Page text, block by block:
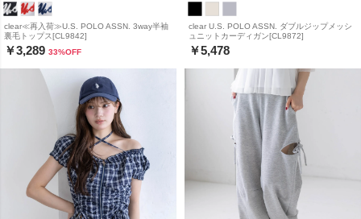
clear≪再入荷≫U.S. POLO ASSN. 3way半袖
裏毛トップス[CL9842]
￥3,289 33%OFF
clear U.S. POLO ASSN. ダブルジップメッシ
ュニットカーディガン[CL9872]
￥5,478